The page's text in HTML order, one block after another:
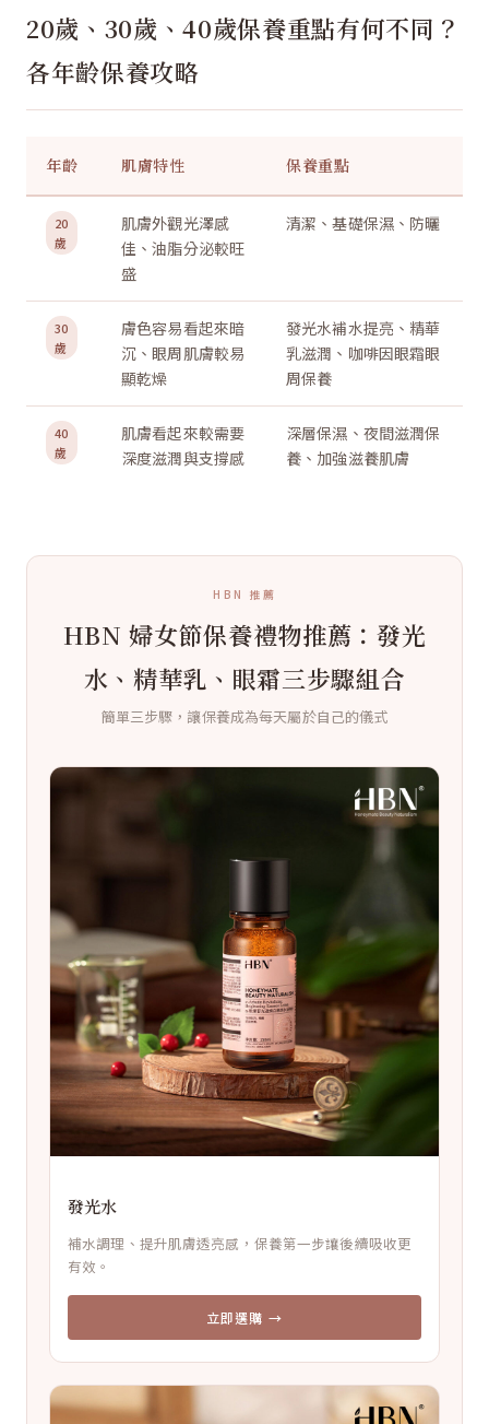
20歲、30歲、40歲保養重點有何不同？
各年齡保養攻略
年齡 肌膚特性 保養重點
20
歲
肌膚外觀光澤感
佳、油脂分泌較旺
盛
清潔、基礎保濕、防曬
30
歲
膚色容易看起來暗
沉、眼周肌膚較易
顯乾燥
發光水補水提亮、精華
乳滋潤、咖啡因眼霜眼
周保養
40
歲
肌膚看起來較需要
深度滋潤與支撐感
深層保濕、夜間滋潤保
養、加強滋養肌膚
HBN 推薦
HBN 婦女節保養禮物推薦：發光
水、精華乳、眼霜三步驟組合
簡單三步驟，讓保養成為每天屬於自己的儀式
發光水
補水調理、提升肌膚透亮感，保養第一步讓後續吸收更
有效。
立即選購 →